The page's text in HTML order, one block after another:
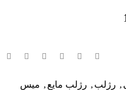
, رژلب , رژلب مایع , میس